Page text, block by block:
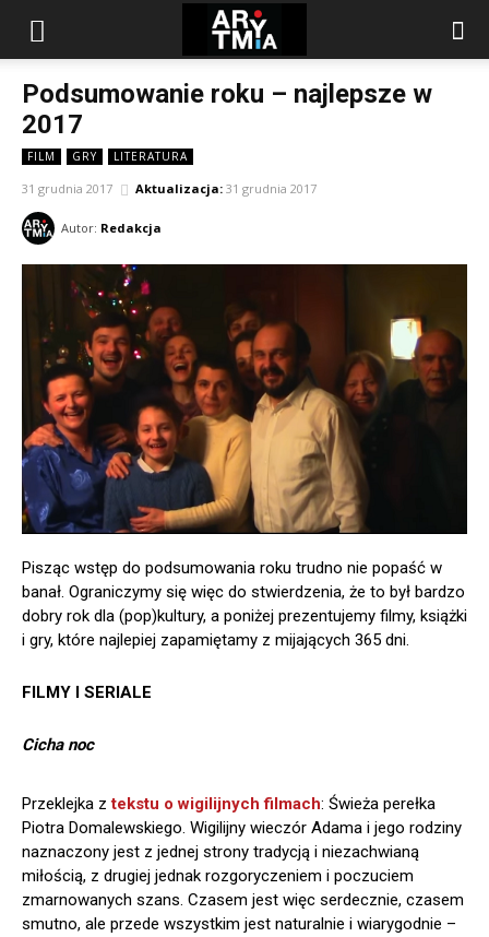
arytmia.eu
Podsumowanie roku – najlepsze w
2017
FILM GRY LITERATURA
31 grudnia 2017 Aktualizacja: 31 grudnia 2017
Autor: Redakcja
Pisząc wstęp do podsumowania roku trudno nie popaść w
banał. Ograniczymy się więc do stwierdzenia, że to był bardzo
dobry rok dla (pop)kultury, a poniżej prezentujemy filmy, książki
i gry, które najlepiej zapamiętamy z mijających 365 dni.
FILMY I SERIALE
Cicha noc
Przeklejka ztekstu o wigilijnych filmach: Świeża perełka
Piotra Domalewskiego. Wigilijny wieczór Adama i jego rodziny
naznaczony jest z jednej strony tradycją i niezachwianą
miłością, z drugiej jednak rozgoryczeniem i poczuciem
zmarnowanych szans. Czasem jest więc serdecznie, czasem
smutno, ale przede wszystkim jest naturalnie i wiarygodnie –